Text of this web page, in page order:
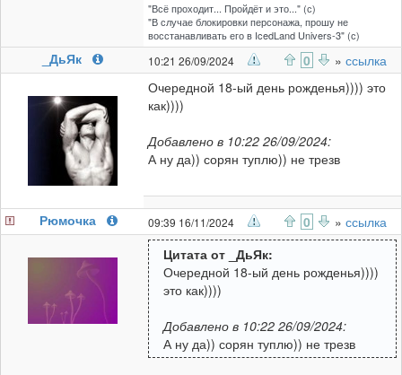
"Всё проходит... Пройдёт и это..." (с)
"В случае блокировки персонажа, прошу не
восстанавливать его в IcedLand Univers-3" (с)
_ДьЯк 10:21 26/09/2024 0 » ссылка
Очередной 18-ый день рожденья)))) это
как))))
Добавлено в 10:22 26/09/2024:
А ну да)) сорян туплю)) не трезв
Рюмочка 09:39 16/11/2024 0 » ссылка
Цитата от _ДьЯк:
Очередной 18-ый день рожденья))))
это как))))
Добавлено в 10:22 26/09/2024:
А ну да)) сорян туплю)) не трезв